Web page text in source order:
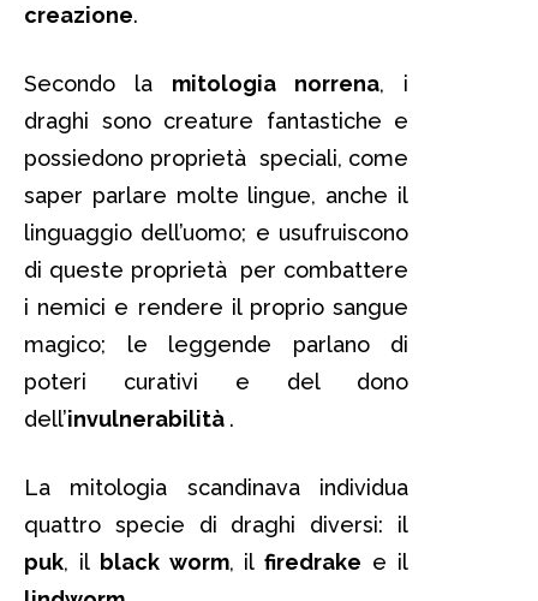
creazione.
Secondo la mitologia norrena, i
draghi sono creature fantastiche e
possiedono proprietà speciali, come
saper parlare molte lingue, anche il
linguaggio dell’uomo; e usufruiscono
di queste proprietà per combattere
i nemici e rendere il proprio sangue
magico; le leggende parlano di
poteri curativi e del dono
dell’invulnerabilità .
La mitologia scandinava individua
quattro specie di draghi diversi: il
puk, il black worm, ilfiredrake e il